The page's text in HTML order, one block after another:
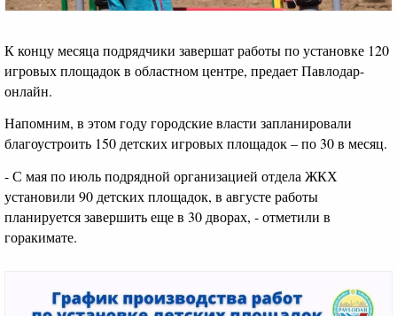
К концу месяца подрядчики завершат работы по установке 120
игровых площадок в областном центре, предает Павлодар-
онлайн.
Напомним, в этом году городские власти запланировали
благоустроить 150 детских игровых площадок – по 30 в месяц.
- С мая по июль подрядной организацией отдела ЖКХ
установили 90 детских площадок, в августе работы
планируется завершить еще в 30 дворах, - отметили в
горакимате.